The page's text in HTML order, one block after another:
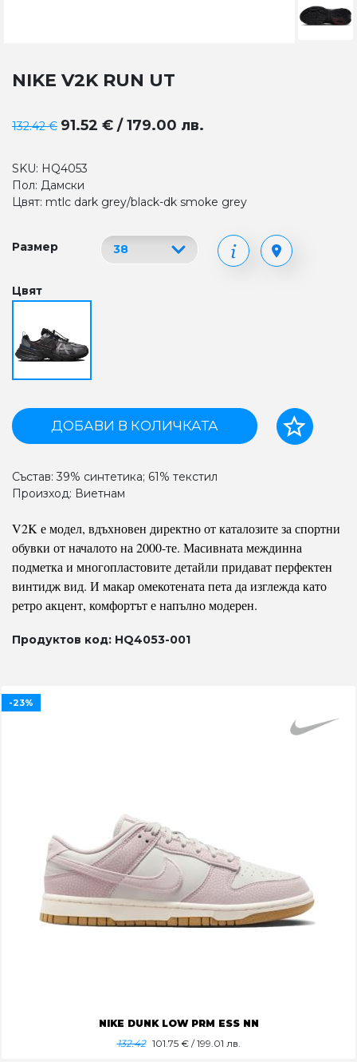
NIKE V2K RUN UT
132.42 € 91.52 € / 179.00 лв.
SKU: HQ4053
Пол: Дамски
Цвят: mtlc dark grey/black-dk smoke grey
Размер
Цвят
ДОБАВИ В КОЛИЧКАТА
Състав: 39% синтетика; 61% текстил
Произход: Виетнам
V2K е модел, вдъхновен директно от каталозите за спортни
обувки от началото на 2000-те. Масивната междинна
подметка и многопластовите детайли придават перфектен
винтидж вид. И макар омекотената пета да изглежда като
ретро акцент, комфортът е напълно модерен.
Продуктов код: HQ4053-001
NIKE DUNK LOW PRM ESS NN
132.42 101.75€ / 199.01 лв.
-23%